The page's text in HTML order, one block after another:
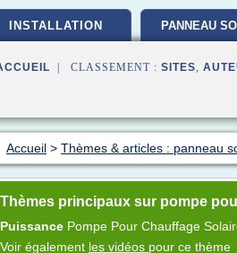
INSTALLATION PANNEAU
| CLASSEMENT : SITES,
Accueil > Thèmes & articles : panneau
Thèmes principaux sur pompe
Puissance Pompe Pour Chauffage
Voir également les vidéos pour ce thème